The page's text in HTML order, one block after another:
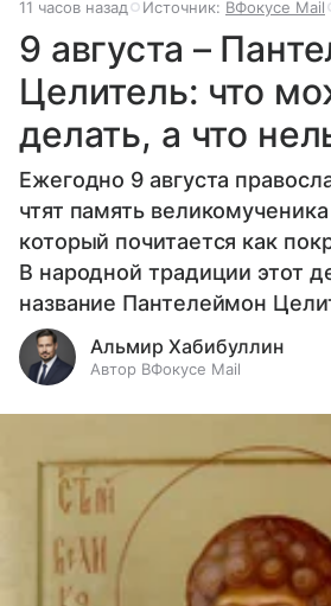
11 часов назад Источник: ВФокусе Mail
9 августа –
Целитель: что
делать, а что
Ежегодно 9 августа
чтят память
который почитается как
В народной традиции этот
название Пантелеймон
Альмир Хабибуллин
Автор ВФокусе Mail